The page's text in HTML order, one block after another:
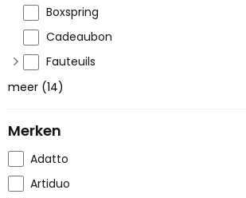
Boxspring
Cadeaubon
Fauteuils
meer (14)
Merken
Adatto
Artiduo